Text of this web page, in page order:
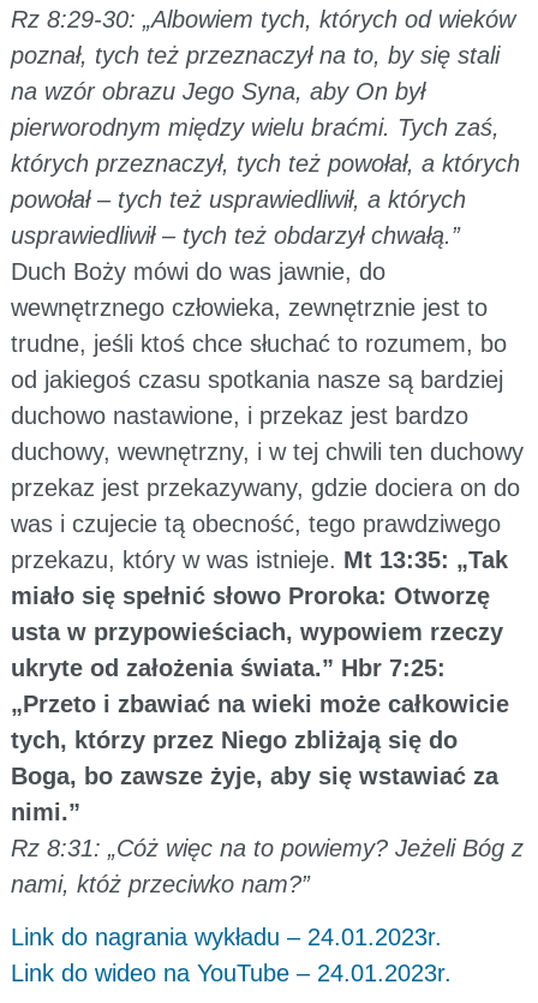
Rz 8:29-30: „Albowiem tych, których od wieków
poznał, tych też przeznaczył na to, by się stali
na wzór obrazu Jego Syna, aby On był
pierworodnym między wielu braćmi. Tych zaś,
których przeznaczył, tych też powołał, a których
powołał – tych też usprawiedliwił, a których
usprawiedliwił – tych też obdarzył chwałą.”
Duch Boży mówi do was jawnie, do
wewnętrznego człowieka, zewnętrznie jest to
trudne, jeśli ktoś chce słuchać to rozumem, bo
od jakiegoś czasu spotkania nasze są bardziej
duchowo nastawione, i przekaz jest bardzo
duchowy, wewnętrzny, i w tej chwili ten duchowy
przekaz jest przekazywany, gdzie dociera on do
was i czujecie tą obecność, tego prawdziwego
przekazu, który w was istnieje. Mt 13:35: „Tak
miało się spełnić słowo Proroka: Otworzę
usta w przypowieściach, wypowiem rzeczy
ukryte od założenia świata.” Hbr 7:25:
„Przeto i zbawiać na wieki może całkowicie
tych, którzy przez Niego zbliżają się do
Boga, bo zawsze żyje, aby się wstawiać za
nimi.”
Rz 8:31: „Cóż więc na to powiemy? Jeżeli Bóg z
nami, któż przeciwko nam?”
Link do nagrania wykładu – 24.01.2023r.
Link do wideo na YouTube – 24.01.2023r.